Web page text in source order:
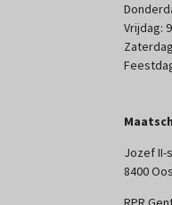
Vrijdag:
Jozef II-
8400